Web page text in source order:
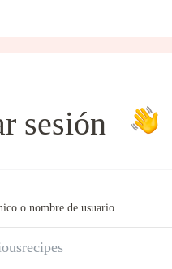
sesión
o nombre de usuario